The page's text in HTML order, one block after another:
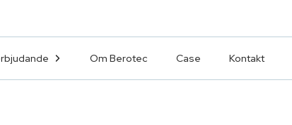
Om Berotec Case Kontakt